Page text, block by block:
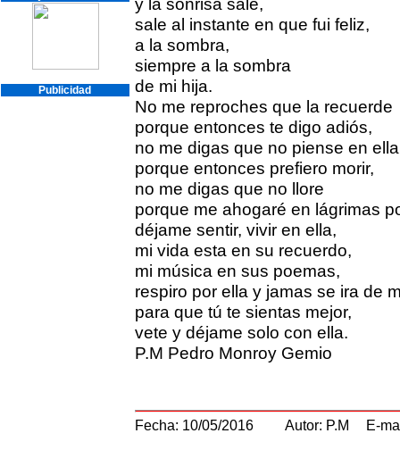
Publicidad
sale al instante en que fui feliz,
a la sombra,
siempre a la sombra
de mi hija.
No me reproches que la recuerde
porque entonces te digo adiós,
no me digas que no piense en ella
porque entonces prefiero morir,
no me digas que no llore
porque me ahogaré en lágrimas
déjame sentir, vivir en ella,
mi vida esta en su recuerdo,
mi música en sus poemas,
respiro por ella y jamas se ira de
para que tú te sientas mejor,
vete y déjame solo con ella.
P.M Pedro Monroy Gemio
Fecha: 10/05/2016 Autor: P.M E-